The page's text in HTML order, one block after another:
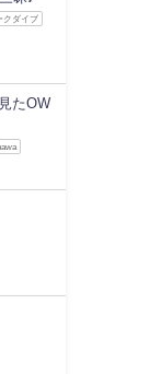
クダイブ
たOW